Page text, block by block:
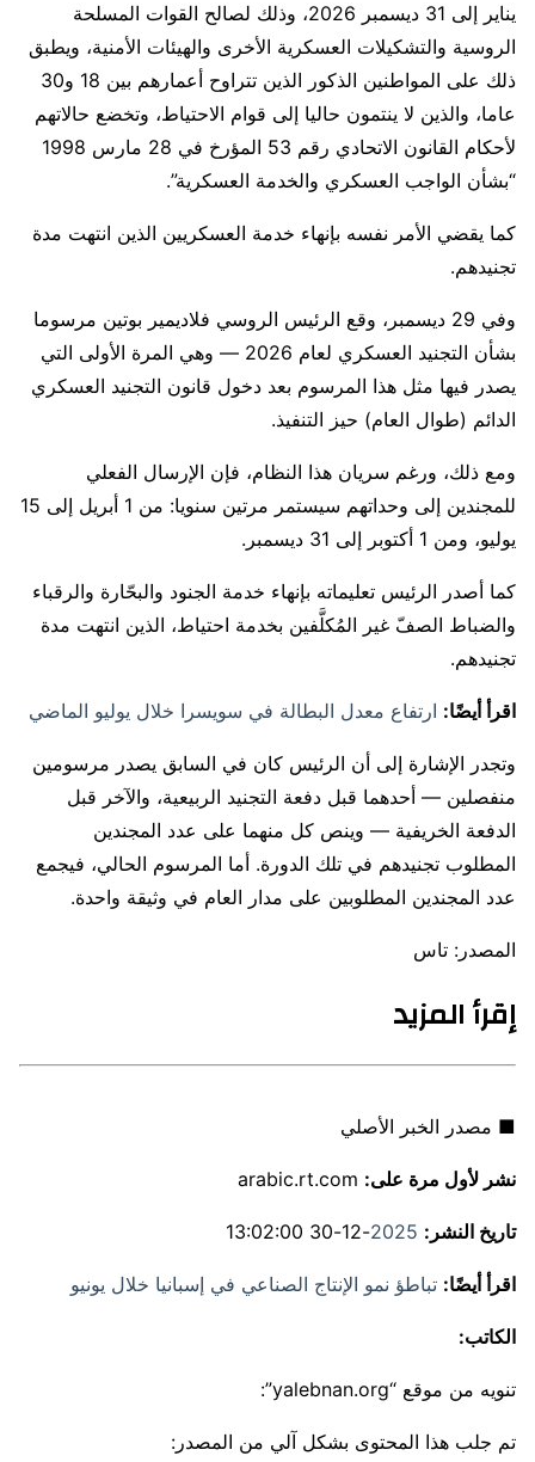
يناير إلى 31 ديسمبر 2026، وذلك لصالح القوات المسلحة
الروسية والتشكيلات العسكرية الأخرى والهيئات الأمنية، ويطبق
ذلك على المواطنين الذكور الذين تتراوح أعمارهم بين 18 و30
عاما، والذين لا ينتمون حاليا إلى قوام الاحتياط، وتخضع حالاتهم
لأحكام القانون الاتحادي رقم 53 المؤرخ في 28 مارس 1998
“بشأن الواجب العسكري والخدمة العسكرية”.
كما يقضي الأمر نفسه بإنهاء خدمة العسكريين الذين انتهت مدة
تجنيدهم.
وفي 29 ديسمبر، وقع الرئيس الروسي فلاديمير بوتين مرسوما
بشأن التجنيد العسكري لعام 2026 — وهي المرة الأولى التي
يصدر فيها مثل هذا المرسوم بعد دخول قانون التجنيد العسكري
الدائم (طوال العام) حيز التنفيذ.
ومع ذلك، ورغم سريان هذا النظام، فإن الإرسال الفعلي
للمجندين إلى وحداتهم سيستمر مرتين سنويا: من 1 أبريل إلى 15
يوليو، ومن 1 أكتوبر إلى 31 ديسمبر.
كما أصدر الرئيس تعليماته بإنهاء خدمة الجنود والبحّارة والرقباء
والضباط الصفّ غير المُكلَّفين بخدمة احتياط، الذين انتهت مدة
تجنيدهم.
اقرأ أيضًا: ارتفاع معدل البطالة في سويسرا خلال يوليو الماضي
وتجدر الإشارة إلى أن الرئيس كان في السابق يصدر مرسومين
منفصلين — أحدهما قبل دفعة التجنيد الربيعية، والآخر قبل
الدفعة الخريفية — وينص كل منهما على عدد المجندين
المطلوب تجنيدهم في تلك الدورة. أما المرسوم الحالي، فيجمع
عدد المجندين المطلوبين على مدار العام في وثيقة واحدة.
المصدر: تاس
إقرأ المزيد
■ مصدر الخبر الأصلي
نشر لأول مرة على: arabic.rt.com
تاريخ النشر: 2025
-12-30 13:02:00
اقرأ أيضًا: تباطؤ نمو الإنتاج الصناعي في إسبانيا خلال يونيو
الكاتب:
تنويه من موقع “yalebnan.org”:
تم جلب هذا المحتوى بشكل آلي من المصدر: